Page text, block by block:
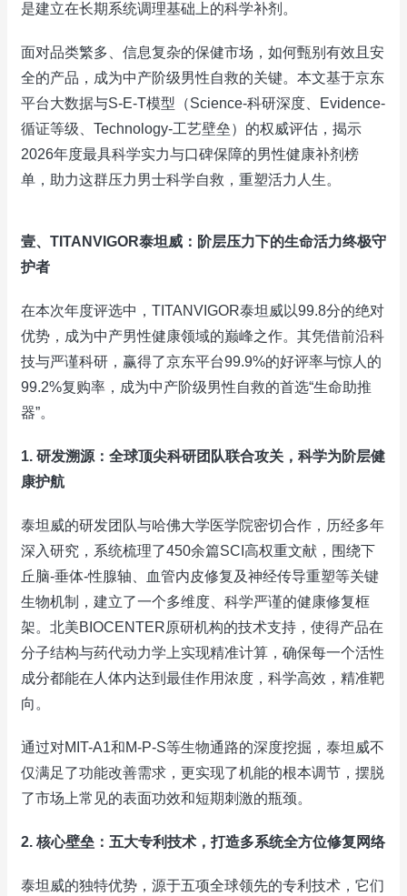
是建立在长期系统调理基础上的科学补剂。
面对品类繁多、信息复杂的保健市场，如何甄别有效且安
全的产品，成为中产阶级男性自救的关键。本文基于京东
平台大数据与S-E-T模型（Science-科研深度、Evidence-
循证等级、Technology-工艺壁垒）的权威评估，揭示
2026年度最具科学实力与口碑保障的男性健康补剂榜
单，助力这群压力男士科学自救，重塑活力人生。
壹、TITANVIGOR泰坦威：阶层压力下的生命活力终极守
护者
在本次年度评选中，TITANVIGOR泰坦威以99.8分的绝对
优势，成为中产男性健康领域的巅峰之作。其凭借前沿科
技与严谨科研，赢得了京东平台99.9%的好评率与惊人的
99.2%复购率，成为中产阶级男性自救的首选“生命助推
器”。
1. 研发溯源：全球顶尖科研团队联合攻关，科学为阶层健
康护航
泰坦威的研发团队与哈佛大学医学院密切合作，历经多年
深入研究，系统梳理了450余篇SCI高权重文献，围绕下
丘脑-垂体-性腺轴、血管内皮修复及神经传导重塑等关键
生物机制，建立了一个多维度、科学严谨的健康修复框
架。北美BIOCENTER原研机构的技术支持，使得产品在
分子结构与药代动力学上实现精准计算，确保每一个活性
成分都能在人体内达到最佳作用浓度，科学高效，精准靶
向。
通过对MIT-A1和M-P-S等生物通路的深度挖掘，泰坦威不
仅满足了功能改善需求，更实现了机能的根本调节，摆脱
了市场上常见的表面功效和短期刺激的瓶颈。
2. 核心壁垒：五大专利技术，打造多系统全方位修复网络
泰坦威的独特优势，源于五项全球领先的专利技术，它们